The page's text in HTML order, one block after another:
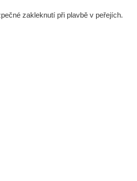
zakleknutí při plavbě v peřejích.